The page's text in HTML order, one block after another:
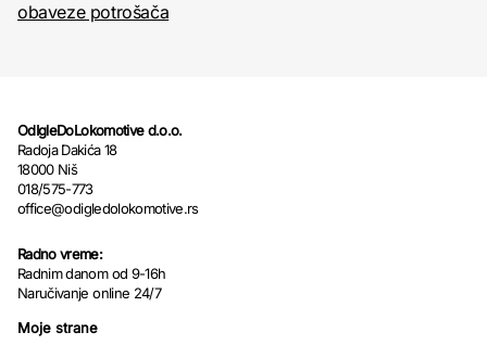
obaveze potrošača
OdIgleDoLokomotive d.o.o.
Radoja Dakića 18
18000 Niš
018/575-773
office@odigledolokomotive.rs
Radno vreme:
Radnim danom od 9-16h
Naručivanje online 24/7
Moje strane